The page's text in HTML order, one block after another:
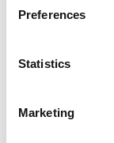
Preferences
Statistics
Marketing